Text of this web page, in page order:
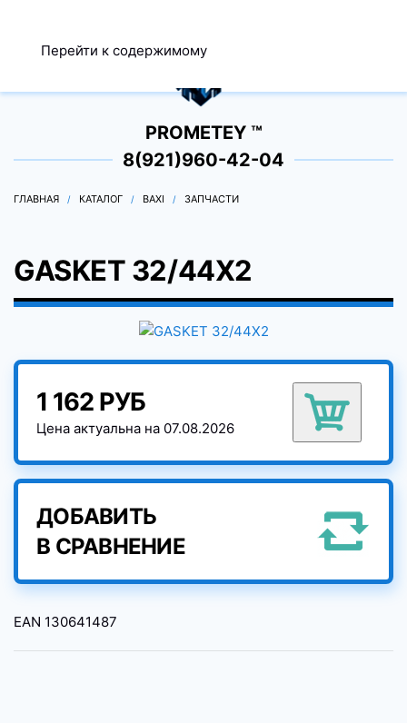
Перейти к содержимому
0
PROMETEY ™
8(921)960-42-04
ГЛАВНАЯ КАТАЛОГ BAXI ЗАПЧАСТИ
GASKET 32/44X2
1 162 РУБ
Цена актуальна на 07.08.2026
ДОБАВИТЬ
В СРАВНЕНИЕ
EAN 130641487